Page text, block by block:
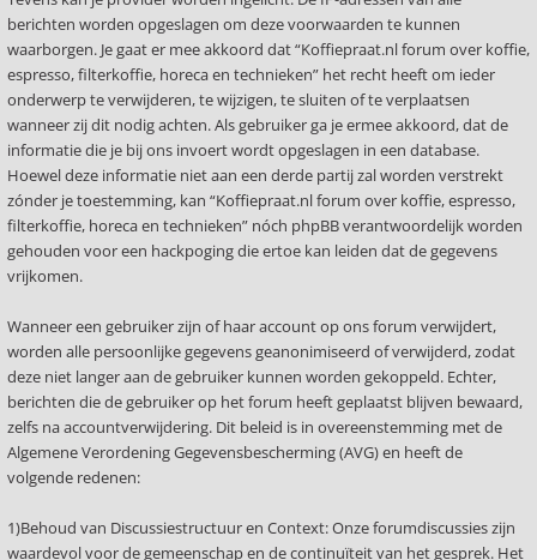
berichten worden opgeslagen om deze voorwaarden te kunnen
waarborgen. Je gaat er mee akkoord dat “Koffiepraat.nl forum over koffie,
espresso, filterkoffie, horeca en technieken” het recht heeft om ieder
onderwerp te verwijderen, te wijzigen, te sluiten of te verplaatsen
wanneer zij dit nodig achten. Als gebruiker ga je ermee akkoord, dat de
informatie die je bij ons invoert wordt opgeslagen in een database.
Hoewel deze informatie niet aan een derde partij zal worden verstrekt
zónder je toestemming, kan “Koffiepraat.nl forum over koffie, espresso,
filterkoffie, horeca en technieken” nóch phpBB verantwoordelijk worden
gehouden voor een hackpoging die ertoe kan leiden dat de gegevens
vrijkomen.
Wanneer een gebruiker zijn of haar account op ons forum verwijdert,
worden alle persoonlijke gegevens geanonimiseerd of verwijderd, zodat
deze niet langer aan de gebruiker kunnen worden gekoppeld. Echter,
berichten die de gebruiker op het forum heeft geplaatst blijven bewaard,
zelfs na accountverwijdering. Dit beleid is in overeenstemming met de
Algemene Verordening Gegevensbescherming (AVG) en heeft de
volgende redenen:
1)Behoud van Discussiestructuur en Context: Onze forumdiscussies zijn
waardevol voor de gemeenschap en de continuïteit van het gesprek. Het